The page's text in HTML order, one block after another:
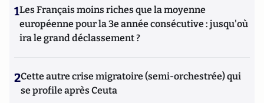
1Les Français moins riches que la moyenne
européenne pour la 3e année consécutive : jusqu'où
ira le grand déclassement ?
2Cette autre crise migratoire (semi-orchestrée) qui
se profile après Ceuta